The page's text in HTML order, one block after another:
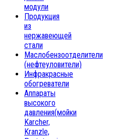
модули
Продукция
из
нержавеющей
стали
Маслобензоотделители
(нефтеуловители)
Инфракрасные
обогреватели
Аппараты
высокого
давления(мойки
Karcher,
Kranzle,